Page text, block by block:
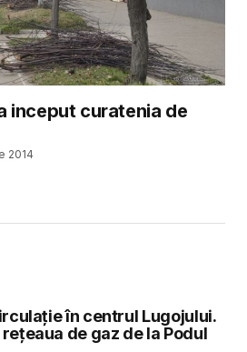
inceput curatenia de
2014
în centrul Lugojului.
de gaz de la Podul